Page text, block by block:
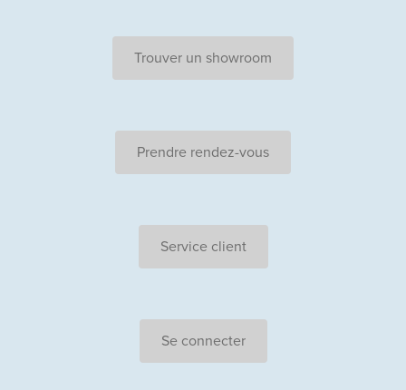
Trouver un showroom
Prendre rendez-vous
Service client
Se connecter